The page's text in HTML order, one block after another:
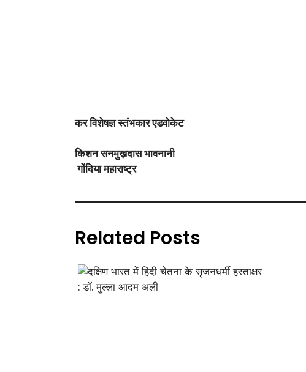
कर विशेषज्ञ स्तंभकार एडवोकेट
किशन सनमुख़दास भावनानी
गोंदिया महाराष्ट्र
Related Posts